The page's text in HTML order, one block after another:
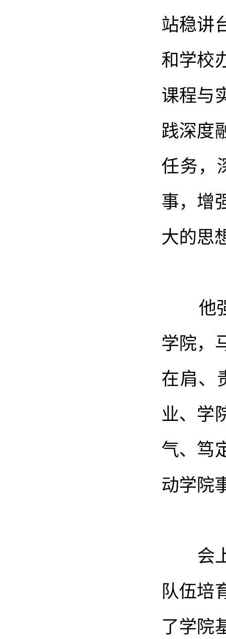
站稳讲
和学校
课程与
践深度
任务，
事，增
大的思
他强
学院，
在肩、
业、学
气、笃
动学院
会上
队伍培
了学院